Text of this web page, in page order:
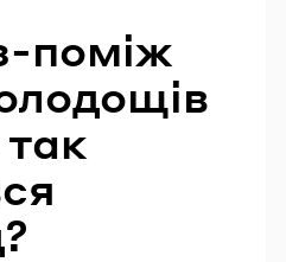
поміж